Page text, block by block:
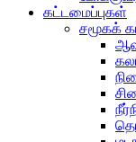
கட்டமைப்புகள்
சமூகக்